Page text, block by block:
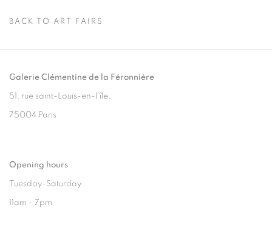
BACK TO ART FAIRS
Galerie Clémentine de la Féronnière
51, rue saint-Louis-en-l’île,
75004 Paris
Opening hours
Tuesday-Saturday
11am - 7pm